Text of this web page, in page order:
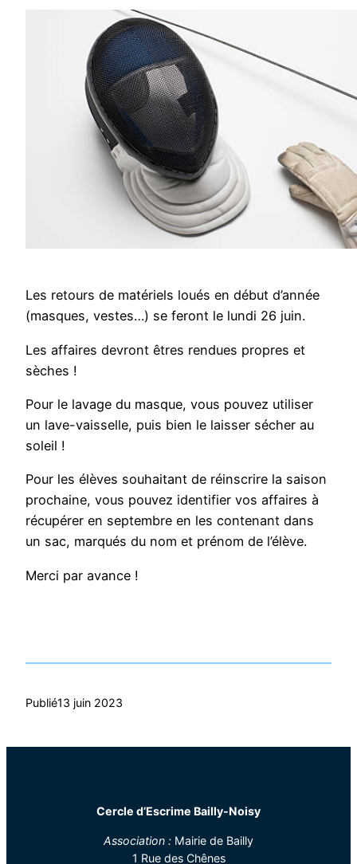
Les retours de matériels loués en début d’année
(masques, vestes…) se feront le lundi 26 juin.
Les affaires devront êtres rendues propres et
sèches !
Pour le lavage du masque, vous pouvez utiliser
un lave-vaisselle, puis bien le laisser sécher au
soleil !
Pour les élèves souhaitant de réinscrire la saison
prochaine, vous pouvez identifier vos affaires à
récupérer en septembre en les contenant dans
un sac, marqués du nom et prénom de l’élève.
Merci par avance !
Publié13 juin 2023
Cercle d’Escrime Bailly-Noisy
Association : Mairie de Bailly
1 Rue des Chênes